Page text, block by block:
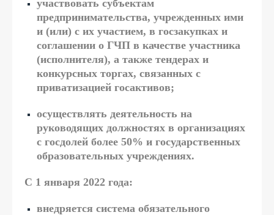
участвовать субъектам
предпринимательства, учрежденных ими
и (или) с их участием, в госзакупках и
соглашении о ГЧП в качестве участника
(исполнителя), а также тендерах и
конкурсных торгах, связанных с
приватизацией госактивов;
осуществлять деятельность на
руководящих должностях в организациях
с госдолей более 50% и государственных
образовательных учреждениях.
С 1 января 2022 года:
внедряется система обязательного